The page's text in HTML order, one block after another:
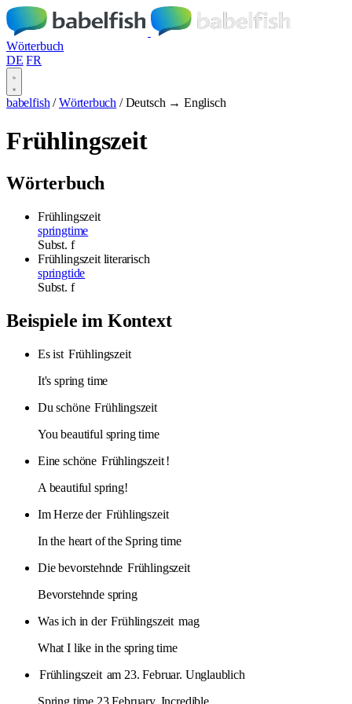
Wörterbuch
DE FR
babelfish / Wörterbuch / Deutsch → Englisch
Frühlingszeit
Wörterbuch
Frühlingszeit
springtime
Subst. f
Frühlingszeit literarisch
springtide
Subst. f
Beispiele im Kontext
Es ist Frühlingszeit
It's spring time
Du schöne Frühlingszeit
You beautiful spring time
Eine schöne Frühlingszeit!
A beautiful spring!
Im Herze der Frühlingszeit
In the heart of the Spring time
Die bevorstehnde Frühlingszeit
Bevorstehnde spring
Was ich in der Frühlingszeit mag
What I like in the spring time
Frühlingszeit am 23. Februar. Unglaublich
Spring time 23 February. Incredible